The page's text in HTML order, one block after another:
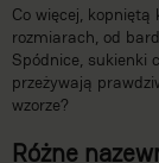
Co więcej,
rozmiarach, od
Spódnice, sukienki
przeżywają
wzorze?
Różne